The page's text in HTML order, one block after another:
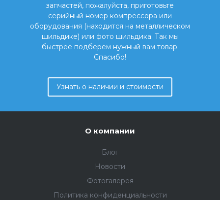
запчастей, пожалуйста, приготовьте
серийный номер компрессора или
оборудования (находится на металлическом
шильдике) или фото шильдика. Так мы
быстрее подберем нужный вам товар.
Спасибо!
Узнать о наличии и стоимости
О компании
Блог
Новости
Фотогалерея
Политика конфиденциальности